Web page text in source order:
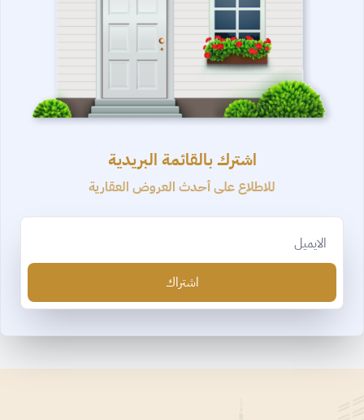
اشترك بالقائمة البريدية
للاطلاع على أحدث العروض العقارية
اشتراك